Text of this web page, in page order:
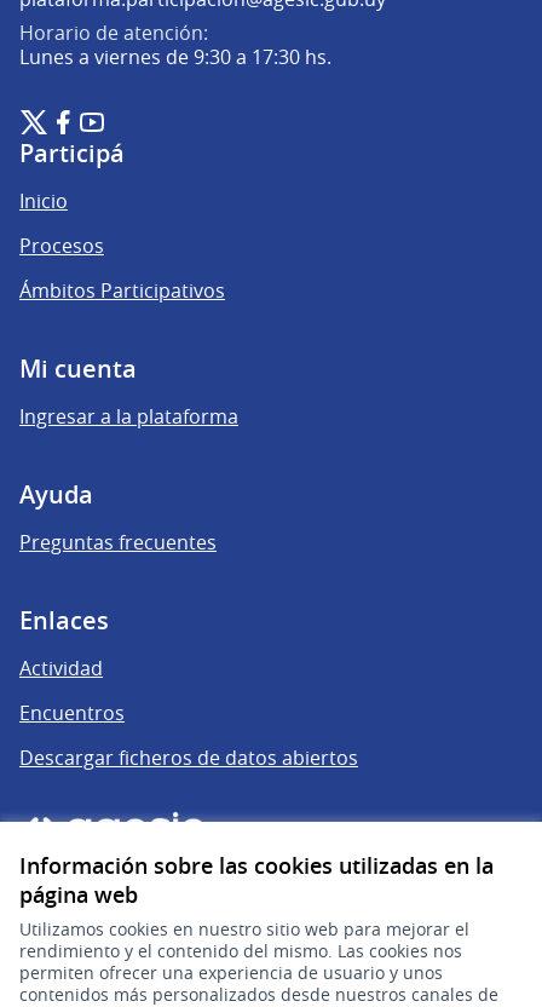
Información sobre las cookies utilizadas en la
página web
Utilizamos cookies en nuestro sitio web para mejorar el
rendimiento y el contenido del mismo. Las cookies nos
permiten ofrecer una experiencia de usuario y unos
contenidos más personalizados desde nuestros canales de
Horario de atención:
Lunes a viernes de 9:30 a 17:30 hs.
Plataforma de Participación Ciudadana Digital en X
(Enlace externo)
Plataforma de Participación Ciudadana Digital en Facebook
(Enlace externo)
Plataforma de Participación Ciudadana Digital en
(Enlace externo)
Participá
Inicio
Procesos
Ámbitos Participativos
Mi cuenta
Ingresar a la plataforma
Ayuda
Preguntas frecuentes
Enlaces
Actividad
Encuentros
Descargar ficheros de datos abiertos
gub.uy
(Enlace externo)